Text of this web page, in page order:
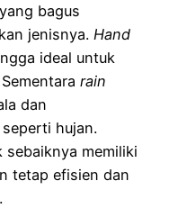
bagus
jenisnya. Hand
ideal untuk
rain
dan
hujan.
memiliki
tetap efisien dan